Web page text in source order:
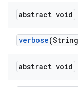
abstract void
verbose(String
abstract void